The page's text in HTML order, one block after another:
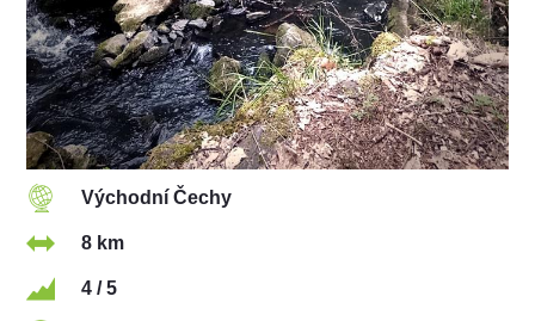
Východní Čechy
8 km
4 / 5